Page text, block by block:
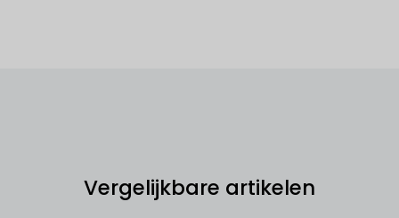
Vergelijkbare artikelen